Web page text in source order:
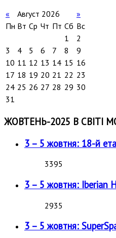
«
Август 2026
»
Пн Вт Ср Чт Пт Сб Вс
1
2
3
4 5 6 7 8
9
10 11 12 13 14 15 16
17 18 19 20 21 22 23
24 25 26 27 28 29 30
31
ЖОВТЕНЬ-2025 В СВІТІ
3 – 5 жовтня: 18-й
3395
3 – 5 жовтня: Iberian
2935
3 – 5 жовтня: